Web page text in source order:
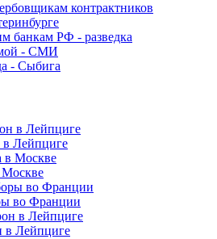
контрактников
банкам РФ - разведка
- СМИ
- Сыбига
Лейпциге
Москве
во Франции
в Лейпциге